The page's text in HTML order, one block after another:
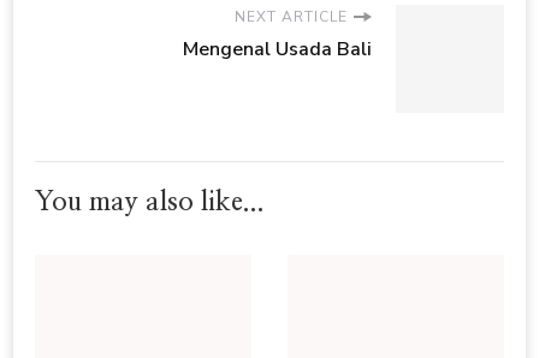
NEXT ARTICLE
Mengenal Usada Bali
You may also like...